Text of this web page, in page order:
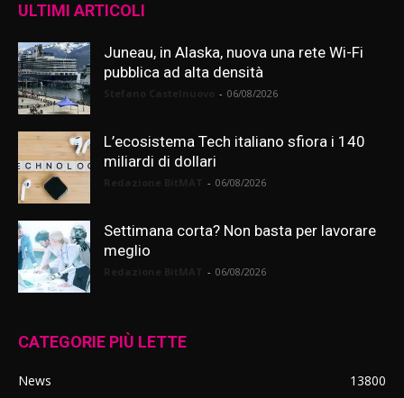
ULTIMI ARTICOLI
Juneau, in Alaska, nuova una rete Wi-Fi
pubblica ad alta densità
- 06/08/2026
L’ecosistema Tech italiano sfiora i 140
miliardi di dollari
- 06/08/2026
Settimana corta? Non basta per lavorare
meglio
- 06/08/2026
CATEGORIE PIÙ LETTE
News
13800